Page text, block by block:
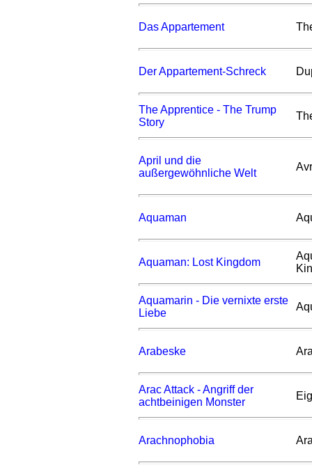
Das Appartement
Der Appartement-Schreck
The Apprentice - The Trump
Story
April und die
außergewöhnliche Welt
Aquaman
Aquaman: Lost Kingdom
Aquamarin - Die vernixte erste
Liebe
Arabeske
Arac Attack - Angriff der
achtbeinigen Monster
Arachnophobia